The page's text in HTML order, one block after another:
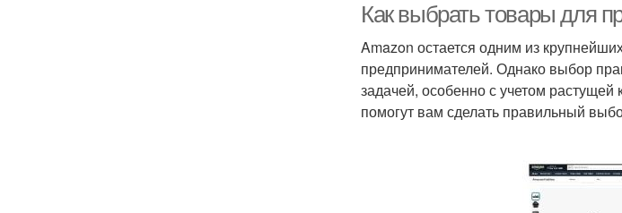
Как выбрать товары для
Amazon остается одним из
предпринимателей. Однако выбор
задачей, особенно с учетом
помогут вам сделать правильный